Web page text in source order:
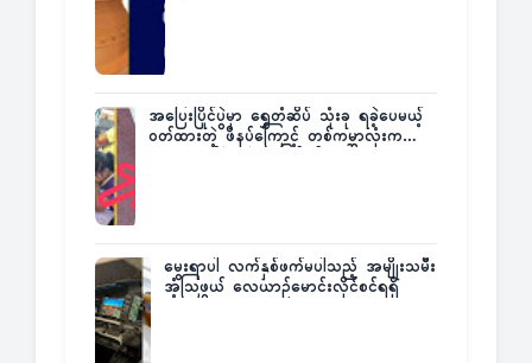
အပြေးပြိုင်ပွဲမှာ ရွှေတံဆိပ် သုံးခု ရခဲ့ပေမယ့်
ဝတ်ထားတဲ့ ဖိနပ်ကြောင့် တစ်ကမ္ဘာလုံးက
မွေးရာပါ လက်နှစ်ဖက်မပါသည့် အမျိုးသမီး
အံ့သြဖွယ် လေယာဉ်မောင်းလိုင်စင်ရရှိ